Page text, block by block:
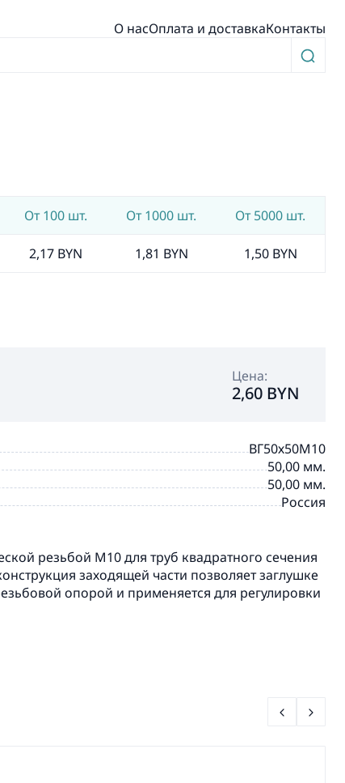
О насОплата и доставкаКонтакты
От 100 шт. От 1000 шт. От 5000 шт.
2,17 BYN 1,81 BYN
1,50 BYN
Цена:
2,60 BYN
ВГ50х50М10
50,00 мм.
50,00 мм.
Россия
резьбой М10 для труб квадратного сечения
заходящей части позволяет заглушке
опорой и применяется для регулировки